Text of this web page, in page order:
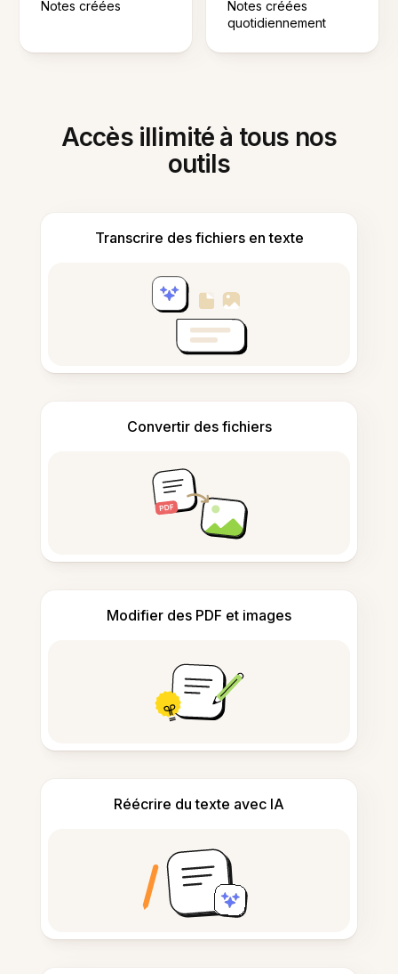
Notes créées
Notes créées
quotidiennement
Accès illimité à tous nos
outils
Transcrire des fichiers en texte
Convertir des fichiers
Modifier des PDF et images
Réécrire du texte avec IA